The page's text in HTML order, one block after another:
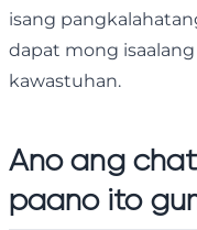
isang
dapat mong
kawastuhan.
Ano ang
paano ito